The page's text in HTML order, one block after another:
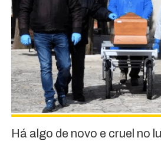
Há algo de novo e cruel no